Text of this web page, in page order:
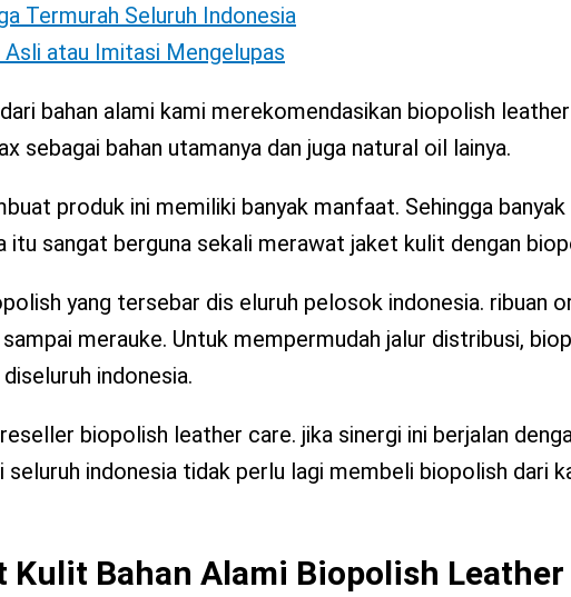
Termurah Seluruh Indonesia
atau Imitasi Mengelupas
bahan alami kami merekomendasikan biopolish
sebagai bahan utamanya dan juga natural oil lainya.
produk ini memiliki banyak manfaat. Sehingga
itu sangat berguna sekali merawat jaket kulit dengan
yang tersebar dis eluruh pelosok indonesia. ribuan
merauke. Untuk mempermudah jalur distribusi,
indonesia.
biopolish leather care. jika sinergi ini berjalan
indonesia tidak perlu lagi membeli biopolish dari
Bahan Alami Biopolish Leather